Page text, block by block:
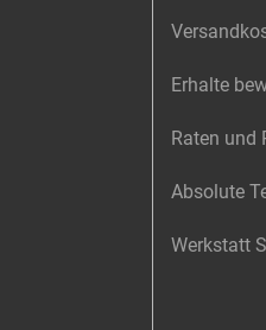
Erhalte
Raten und
Absolute
Werkstatt